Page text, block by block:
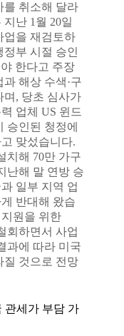
를 취소해 달라
난 1월 20일
업을 재검토하
부 시절 승인
한다고 주장
해상 수색·구
며, 당초 심사가
업체 US 윈드
승인된 청정에
맞섰습니다.
치해 70만 가구
난해 말 연방 승
일부 지역 업
반대해 왔습
원을 위한
회하면서 사업
과에 따라 미국
질 것으로 전망
관세가 부담 가